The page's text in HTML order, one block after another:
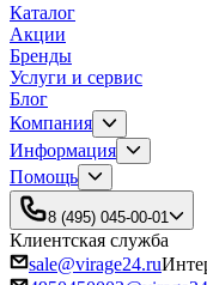
Каталог
Акции
Бренды
Услуги и сервис
Блог
Компания
Информация
Помощь
8 (495) 045-00-01
Клиентская служба
sale@virage24.ru